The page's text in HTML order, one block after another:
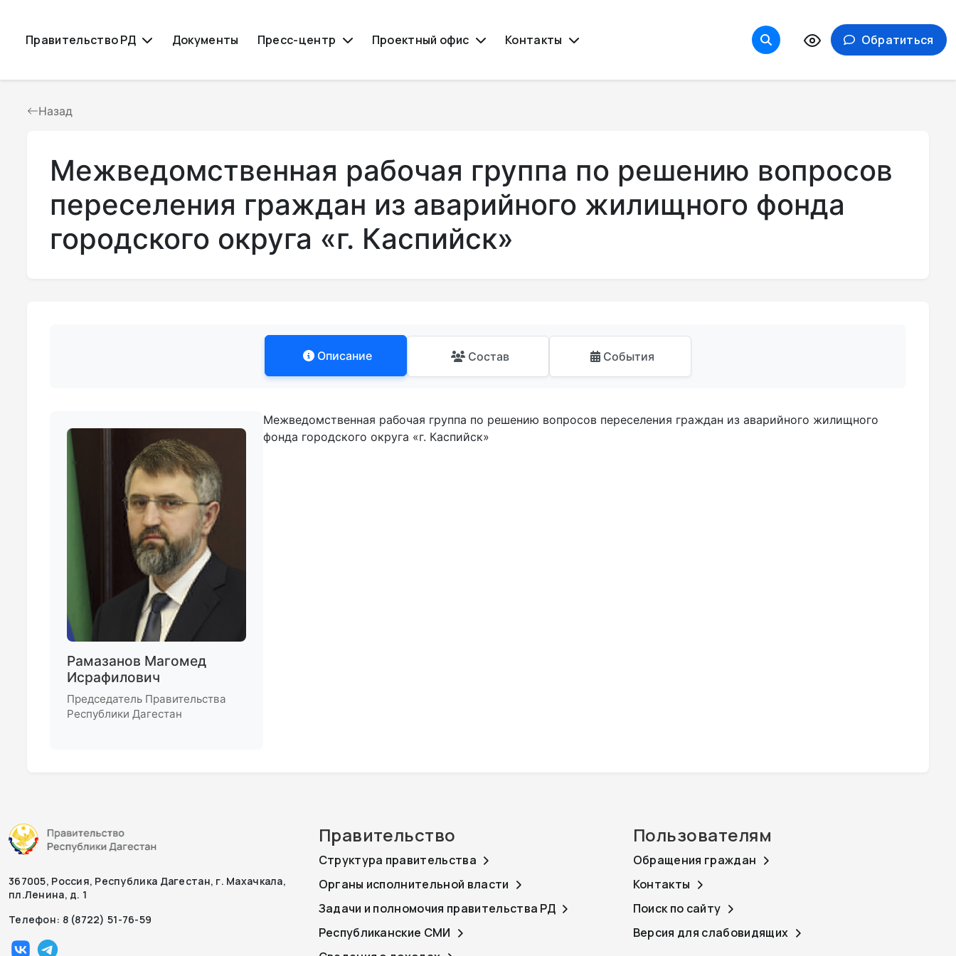
Правительство РД Документы Пресс-центр Проектный офис Контакты Обратиться
Назад
Межведомственная рабочая группа по решению вопросов
переселения граждан из аварийного жилищного фонда
городского округа «г. Каспийск»
Описание Состав События
Рамазанов Магомед
Исрафилович
Председатель Правительства
Республики Дагестан
Межведомственная рабочая группа по решению вопросов переселения граждан из аварийного жилищного
фонда городского округа «г. Каспийск»
367005, Россия, Республика Дагестан, г. Махачкала,
пл.Ленина, д. 1
Телефон: 8 (8722) 51-76-59
Правительство
Структура правительства
Органы исполнительной власти
Задачи и полномочия правительства РД
Республиканские СМИ
Пользователям
Обращения граждан
Контакты
Поиск по сайту
Версия для слабовидящих